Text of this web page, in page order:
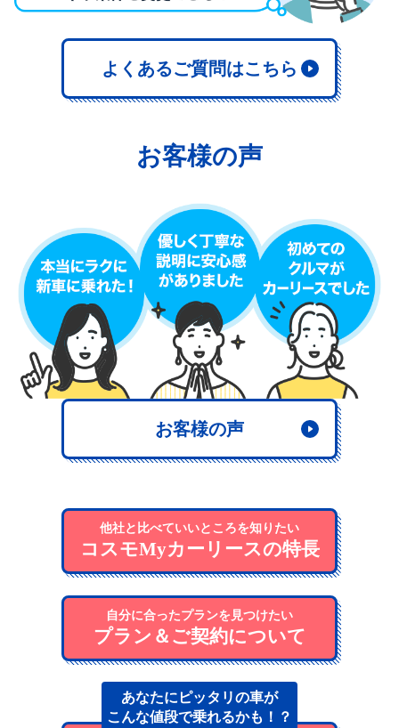
よくあるご質問はこちら
お客様の声
お客様の声
他社と比べていいところを知りたい
コスモMyカーリースの特長
自分に合ったプランを見つけたい
プラン＆ご契約について
あなたにピッタリの車が
こんな値段で乗れるかも！？